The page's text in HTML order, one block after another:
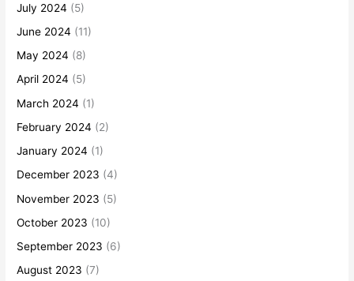
July 2024 (5)
June 2024 (11)
May 2024 (8)
April 2024 (5)
March 2024 (1)
February 2024 (2)
January 2024 (1)
December 2023 (4)
November 2023 (5)
October 2023 (10)
September 2023 (6)
August 2023 (7)